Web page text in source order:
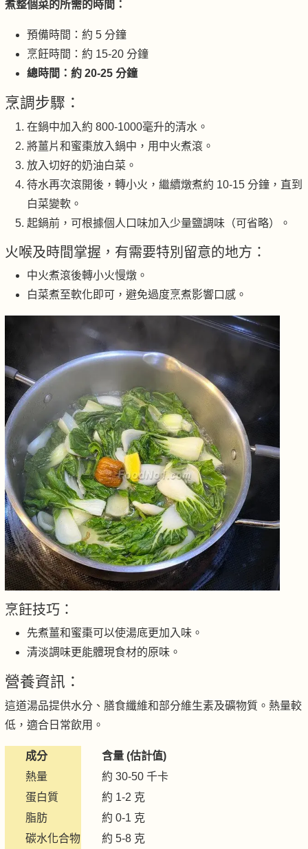
煮整個菜的所需的時間：
預備時間：約 5 分鐘
烹飪時間：約 15-20 分鐘
總時間：約 20-25 分鐘
烹調步驟：
在鍋中加入約 800-1000毫升的清水。
將薑片和蜜棗放入鍋中，用中火煮滾。
放入切好的奶油白菜。
待水再次滾開後，轉小火，繼續燉煮約 10-15 分鐘，直到
白菜變軟。
起鍋前，可根據個人口味加入少量鹽調味（可省略）。
火喉及時間掌握，有需要特別留意的地方：
中火煮滾後轉小火慢燉。
白菜煮至軟化即可，避免過度烹煮影響口感。
烹飪技巧：
先煮薑和蜜棗可以使湯底更加入味。
清淡調味更能體現食材的原味。
營養資訊：
這道湯品提供水分、膳食纖維和部分維生素及礦物質。熱量較
低，適合日常飲用。
成分
含量 (估計值)
熱量
約 30-50 千卡
蛋白質
約 1-2 克
脂肪
約 0-1 克
碳水化合物
約 5-8 克